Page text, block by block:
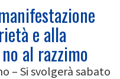
e alla
al razzimo
– Si svolgerà sabato